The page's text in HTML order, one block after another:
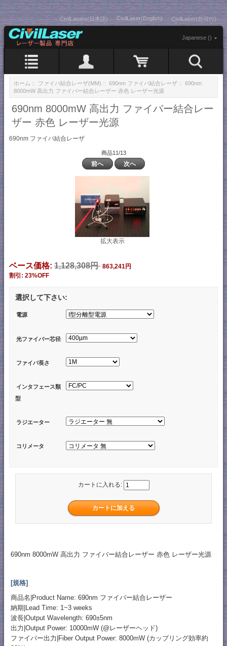
CivilLasers(日本語) CivilLaser(English) CivilLaser(한국어)
Japanese ()
ホーム :: ファイバ結合レーザ(MM) :: 690nm ファイバ結合レーザ :: 690nm
8000mW 高出力 ファイバー結合レーザー 赤色 レーザー光源
690nm 8000mW 高出力 ファイバー結合レー
ザー 赤色 レーザー光源
690nm ファイバ結合レーザ
商品11/13
前へ 次へ
拡大表示
ベース価格: 1,128,308円 863,241円
割引: 23%OFF
選択して下さい:
電源
光ファイバー芯径
ファイバ長さ
インタフェース類
型
ラジエーター
コリメータ
カートに入れる:
690nm 8000mW 高出力 ファイバー結合レーザー 赤色 レーザー光源
[規格]
商品名|Product Name: 690nm ファイバー結合レーザー
納期|Lead Time: 1~3 weeks
波長|Output Wavelength: 690±5nm
出力|Output Power: 10000mW (@レーザーヘッド)
ファイバー出力|Fiber Output Power: 8000mW (カップリング効率約